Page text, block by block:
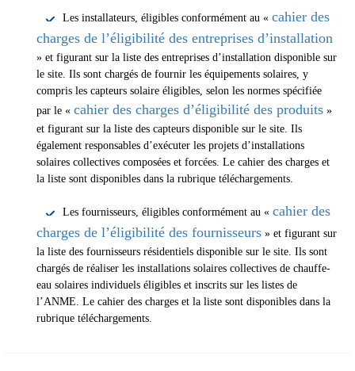
Les installateurs, éligibles conformément au « cahier des
charges de l’éligibilité des entreprises d’installation
» et figurant sur la liste des entreprises d’installation disponible sur
le site. Ils sont chargés de fournir les équipements solaires, y
compris les capteurs solaire éligibles, selon les normes spécifiée
par le « cahier des charges d’éligibilité des produits »
et figurant sur la liste des capteurs disponible sur le site. Ils
également responsables d’exécuter les projets d’installations
solaires collectives composées et forcées. Le cahier des charges et
la liste sont disponibles dans la rubrique téléchargements.
Les fournisseurs, éligibles conformément au « cahier des
charges de l’éligibilité des fournisseurs » et figurant sur
la liste des fournisseurs résidentiels disponible sur le site. Ils sont
chargés de réaliser les installations solaires collectives de chauffe-
eau solaires individuels éligibles et inscrits sur les listes de
l’ANME. Le cahier des charges et la liste sont disponibles dans la
rubrique téléchargements.